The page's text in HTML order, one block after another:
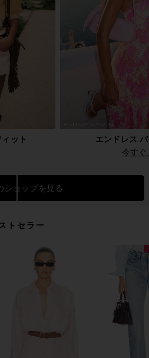
ット
エンドレス
今す
ショップを見る
トセラー